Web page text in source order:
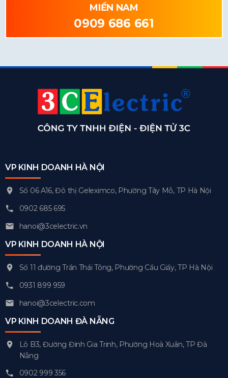
MIỀN NAM
0909 686 661
VP KINH DOANH HÀ NỘI
Số 06 A16, Đô thị Geleximco, Phường Tây Mỗ, TP Hà Nội
0902 685 695
hanoi@3celectric.vn
VP KINH DOANH HÀ NỘI
Số 11 đường Trần Thái Tông, Phường Cầu Giấy, TP Hà Nội
0931 899 959
hanoi@3celectric.com
VP KINH DOANH ĐÀ NẴNG
Lô B3, Đường Đinh Gia Trinh, Phường Hoà Xuân, TP Đà
Nẵng
0902 999 356